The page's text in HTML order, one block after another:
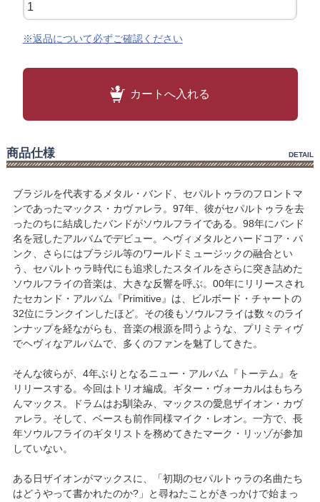
※返品について必ずご確認ください
カートへ入れる
商品仕様 DETAIL
ブラジルを代表するメタル・バンド、セパルトゥラのフロントマ
ンであったマックス・カヴァレラ。97年、彼がセパルトゥラを去
ったのちに結成したバンドがソウルフライである。98年にバンド
名を冠したアルバムでデビュー。ヘヴィメタルとハードコア・パ
ンク、さらにはブラジル等のワールドミュージックの融合とい
う、セパルトゥラ時代にも追求したスタイルをさらに突き詰めた
ソウルフライの音楽は、大きな反響を呼ぶ。00年にリリースされ
たセカンド・アルバム『Primitive』は、ビルボード・チャートの
32位にランクインしたほど。その後もソウルフライは数々のライ
ンナップを経ながらも、音楽の根源を問うような、プリミティヴ
でヘヴィなアルバムで、多くのファンを魅了してきた。
そんな彼らが、4年ぶりとなるニュー・アルバム『トーテム』を
リリースする。今回はトリオ編成。ギター・ヴォーカルはもちろ
んマックス。ドラムはお馴染み、マックスの愛息ザイオン・カヴ
ァレラ。そして、ベースも前作同様マイク・レオン。一方で、長
年ソウルフライのギタリストを務めてきたマーク・リッゾが参加
していない。
ある日ザイオンがマックスに、「初期のセパルトゥラの名曲たち
はどうやって書かれたのか?」と尋ねたことがきっかけで始まっ